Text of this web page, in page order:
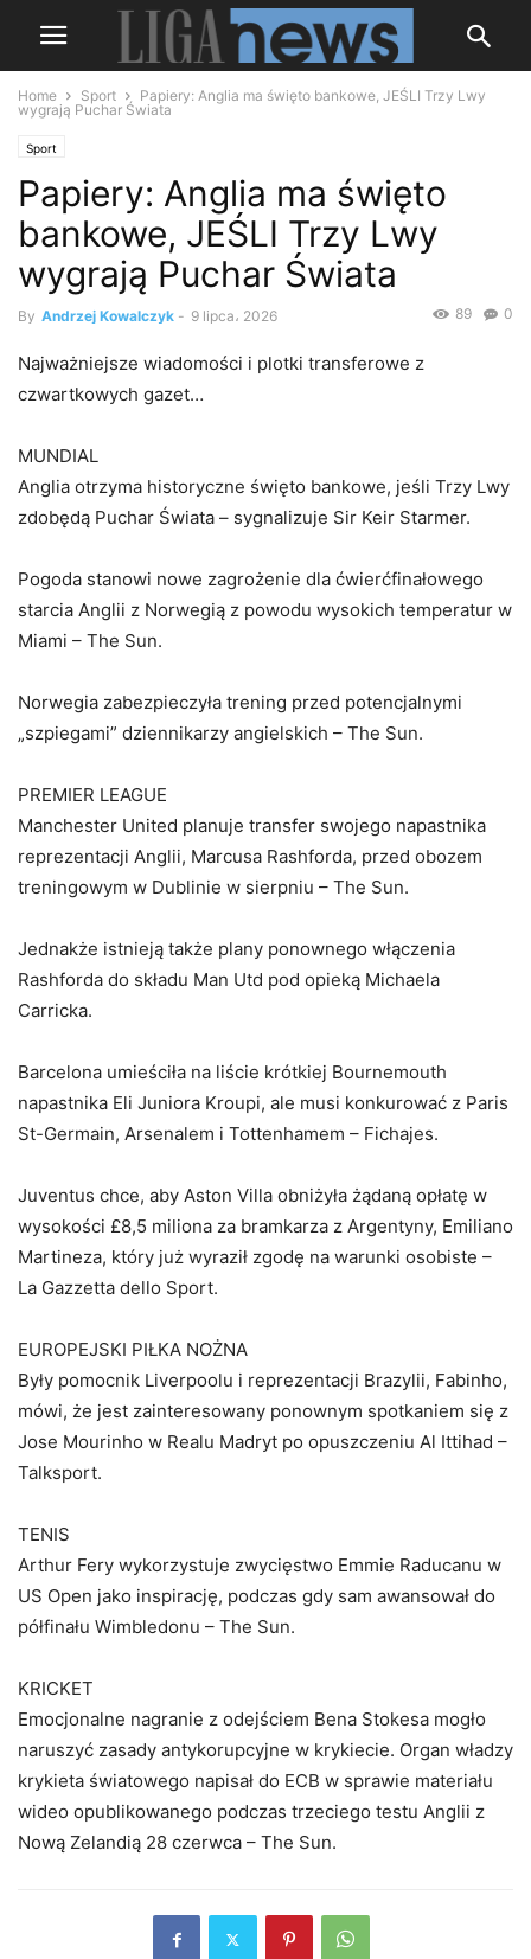
Home Sport
Papiery: Anglia ma święto bankowe, JEŚLI Trzy Lwy
wygrają Puchar Świata
Sport
Papiery: Anglia ma święto
bankowe, JEŚLI Trzy Lwy
wygrają Puchar Świata
By Andrzej Kowalczyk - 9 lipca، 2026 0
89
Najważniejsze wiadomości i plotki transferowe z
czwartkowych gazet…
MUNDIAL
Anglia otrzyma historyczne święto bankowe, jeśli Trzy Lwy
zdobędą Puchar Świata – sygnalizuje Sir Keir Starmer.
Pogoda stanowi nowe zagrożenie dla ćwierćfinałowego
starcia Anglii z Norwegią z powodu wysokich temperatur w
Miami – The Sun.
Norwegia zabezpieczyła trening przed potencjalnymi
„szpiegami” dziennikarzy angielskich – The Sun.
PREMIER LEAGUE
Manchester United planuje transfer swojego napastnika
reprezentacji Anglii, Marcusa Rashforda, przed obozem
treningowym w Dublinie w sierpniu – The Sun.
Jednakże istnieją także plany ponownego włączenia
Rashforda do składu Man Utd pod opieką Michaela
Carricka.
Barcelona umieściła na liście krótkiej Bournemouth
napastnika Eli Juniora Kroupi, ale musi konkurować z Paris
St-Germain, Arsenalem i Tottenhamem – Fichajes.
Juventus chce, aby Aston Villa obniżyła żądaną opłatę w
wysokości £8,5 miliona za bramkarza z Argentyny, Emiliano
Martineza, który już wyraził zgodę na warunki osobiste –
La Gazzetta dello Sport.
EUROPEJSKI PIŁKA NOŻNA
Były pomocnik Liverpoolu i reprezentacji Brazylii, Fabinho,
mówi, że jest zainteresowany ponownym spotkaniem się z
Jose Mourinho w Realu Madryt po opuszczeniu Al Ittihad –
Talksport.
TENIS
Arthur Fery wykorzystuje zwycięstwo Emmie Raducanu w
US Open jako inspirację, podczas gdy sam awansował do
półfinału Wimbledonu – The Sun.
KRICKET
Emocjonalne nagranie z odejściem Bena Stokesa mogło
naruszyć zasady antykorupcyjne w krykiecie. Organ władzy
krykieta światowego napisał do ECB w sprawie materiału
wideo opublikowanego podczas trzeciego testu Anglii z
Nową Zelandią 28 czerwca – The Sun.